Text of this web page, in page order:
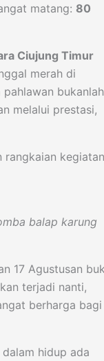
matang: 80
Ciujung Timur
merah di
bukanlah
melalui prestasi,
rangkaian kegiatan
balap karung
17 Agustusan
terjadi nanti,
berharga bagi
hidup ada